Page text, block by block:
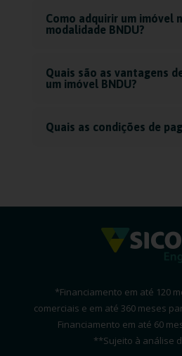
Como adquirir um imóvel
modalidade BNDU?
Quais são as vantagens
um imóvel BNDU?
Quais as condições de
*Financiamento em até 120
comerciais e em até 360 meses
Financiamento em até 60
**Sujeito à análise